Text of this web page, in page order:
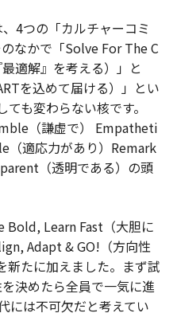
4つの「カルチャーコミ
なかで「Solve For The C
適解』を考える）」と
を込めて届ける）」とい
も変わらない核です。
（謙虚で） Empatheti
（適応力があり）Remark
（透明である）の頭
Bold, Learn Fast（大胆に
Adapt & GO!（方向性
新たに加えました。まず試
決めたら全員で一気に進
は不可欠だと考えてい